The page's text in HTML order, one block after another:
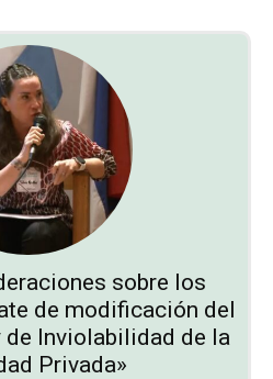
sobre los
de modificación del
de Inviolabilidad de la
Privada»